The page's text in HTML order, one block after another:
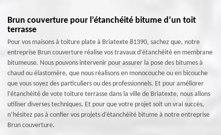
Brun couverture pour l’étanchéité bitume d’un toit
terrasse
Pour vos maisons à toiture plate à Briatexte 81390, sachez que, notre
entreprise Brun couverture réalise vos travaux d’étanchéité en membrane
bitumeuse. Nous pouvons intervenir pour assurer la pose des bitumes à
chaud ou élastomère, que nous réalisons en monocouche ou en bicouche
que vous soyez des particuliers ou des professionnels. Et pour améliorer
l’étanchéité de vote toiture terrasse dans la ville de Briatexte, nous allons
utiliser diverses techniques. Et pour que votre projet soit un vrai succès,
n’hésitez pas à confier vos projets d’étanchéité bitume à notre entreprise
Brun couverture.